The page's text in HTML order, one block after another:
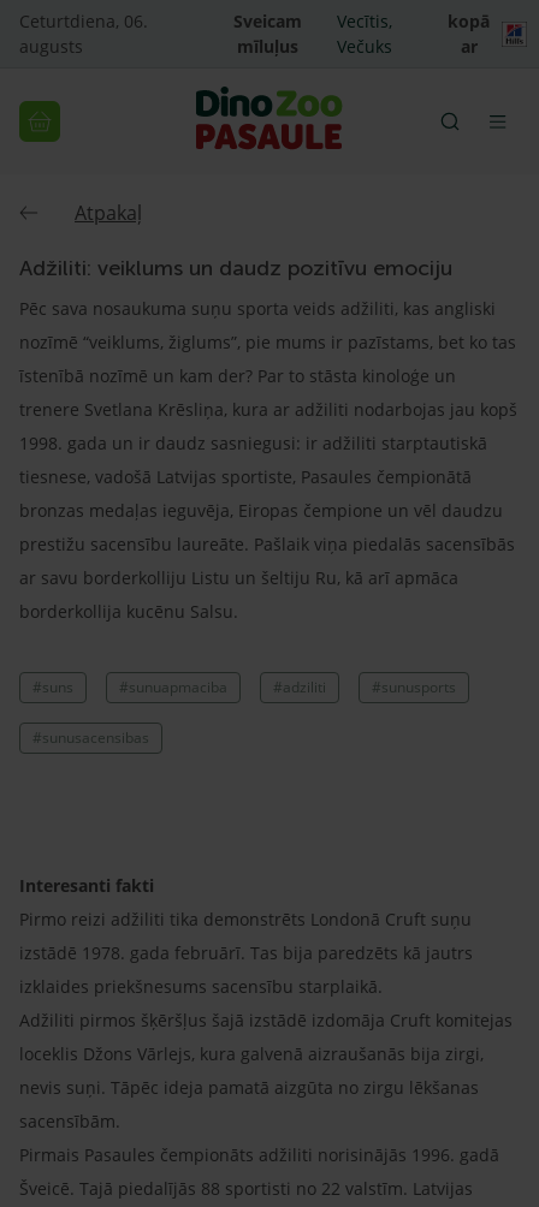
Ceturtdiena, 06.
augusts
Sveicam
mīluļus
Vecītis,
Večuks
kopā
ar
Atpakaļ
Adžiliti: veiklums un daudz pozitīvu emociju
Pēc sava nosaukuma suņu sporta veids adžiliti, kas angliski
nozīmē “veiklums, žiglums”, pie mums ir pazīstams, bet ko tas
īstenībā nozīmē un kam der? Par to stāsta kinoloģe un
trenere Svetlana Krēsliņa, kura ar adžiliti nodarbojas jau kopš
1998. gada un ir daudz sasniegusi: ir adžiliti starptautiskā
tiesnese, vadošā Latvijas sportiste, Pasaules čempionātā
bronzas medaļas ieguvēja, Eiropas čempione un vēl daudzu
prestižu sacensību laureāte. Pašlaik viņa piedalās sacensībās
ar savu borderkolliju Listu un šeltiju Ru, kā arī apmāca
borderkollija kucēnu Salsu.
#suns #sunuapmaciba #adziliti #sunusports
#sunusacensibas
Interesanti fakti
Pirmo reizi adžiliti tika demonstrēts Londonā Cruft suņu
izstādē 1978. gada februārī. Tas bija paredzēts kā jautrs
izklaides priekšnesums sacensību starplaikā.
Adžiliti pirmos šķēršļus šajā izstādē izdomāja Cruft komitejas
loceklis Džons Vārlejs, kura galvenā aizraušanās bija zirgi,
nevis suņi. Tāpēc ideja pamatā aizgūta no zirgu lēkšanas
sacensībām.
Pirmais Pasaules čempionāts adžiliti norisinājās 1996. gadā
Šveicē. Tajā piedalījās 88 sportisti no 22 valstīm. Latvijas